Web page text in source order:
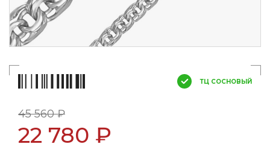
ТЦ СОСНОВЫЙ
45 560 ₽
22 780 ₽